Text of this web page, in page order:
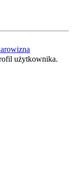
użytkownika.